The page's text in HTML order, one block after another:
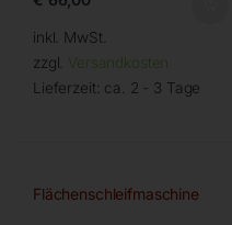
inkl. MwSt.
zzgl. Versandkosten
Lieferzeit: ca. 2 - 3 Tage
Flächenschleifmaschine